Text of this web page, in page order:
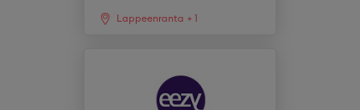
Lappeenranta + 1